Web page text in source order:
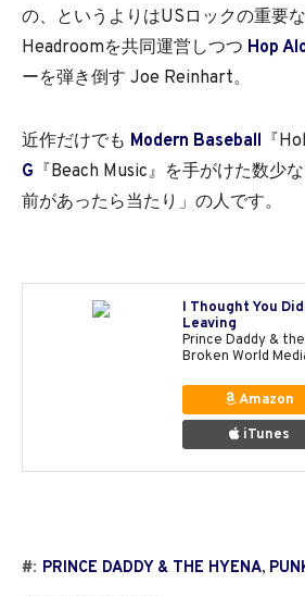
の、というよりはUSロックの重要
Headroomを共同運営しつつ Hop
ーを弾き倒す Joe Reinhart。
近作だけでも Modern Baseball 『
G 『Beach Music』を手がけた数少
前があったら当たり」の人です。
I Thought You
Leaving
Prince Daddy &
Broken World
Amazon
iTunes
#: PRINCE DADDY & THE HYENA,